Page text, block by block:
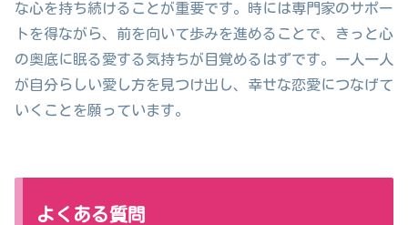
な心を持ち続けることが重要です。時には専門家のサポー
トを得ながら、前を向いて歩みを進めることで、きっと心
の奥底に眠る愛する気持ちが目覚めるはずです。一人一人
が自分らしい愛し方を見つけ出し、幸せな恋愛につなげて
いくことを願っています。
よくある質問